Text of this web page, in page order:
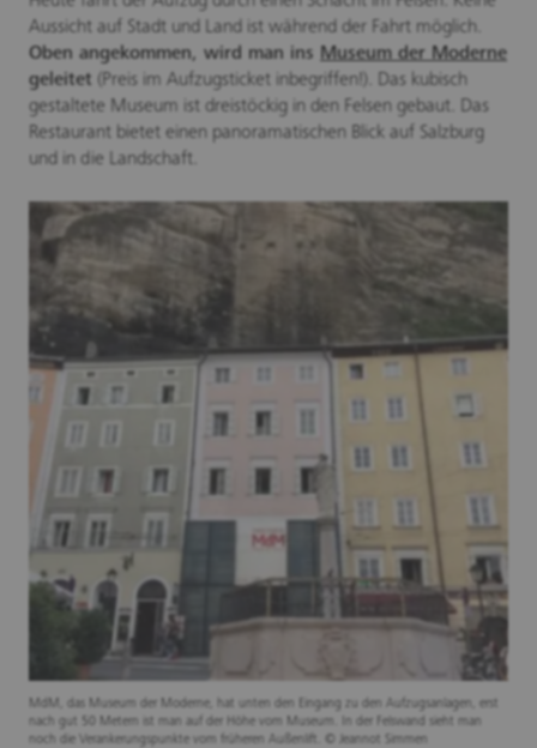
Aussicht auf Stadt und Land ist während der Fahrt möglich.
Oben angekommen, wird man ins Museum der Moderne
geleitet (Preis im Aufzugsticket inbegriffen!). Das kubisch
gestaltete Museum ist dreistöckig in den Felsen gebaut. Das
Restaurant bietet einen panoramatischen Blick auf Salzburg
und in die Landschaft.
MdM, das Museum der Moderne, hat unten den Eingang zu den Aufzugsanlagen, erst
nach gut 50 Metern ist man auf der Höhe vom Museum. In der Felswand sieht man
noch die Verankerungspunkte vom früheren Außenlift. © Jeannot Simmen